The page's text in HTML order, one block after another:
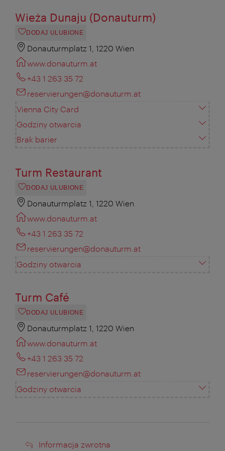
Wieża Dunaju (Donauturm)
DODAJ ULUBIONE
Donauturmplatz 1, 1220 Wien
www.donauturm.at
+43 1 263 35 72
reservierungen@donauturm.at
Vienna City Card
Godziny otwarcia
Brak barier
Turm Restaurant
DODAJ ULUBIONE
Donauturmplatz 1, 1220 Wien
www.donauturm.at
+43 1 263 35 72
reservierungen@donauturm.at
Godziny otwarcia
Turm Café
DODAJ ULUBIONE
Donauturmplatz 1, 1220 Wien
www.donauturm.at
+43 1 263 35 72
reservierungen@donauturm.at
Godziny otwarcia
Informacja
Informacja zwrotna